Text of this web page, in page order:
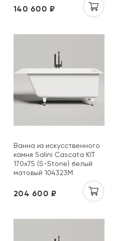
140 600 ₽
Ванна из искусственного
камня Salini Cascata KIT
170x75 (S-Stone) белый
матовый 104323M
204 600 ₽